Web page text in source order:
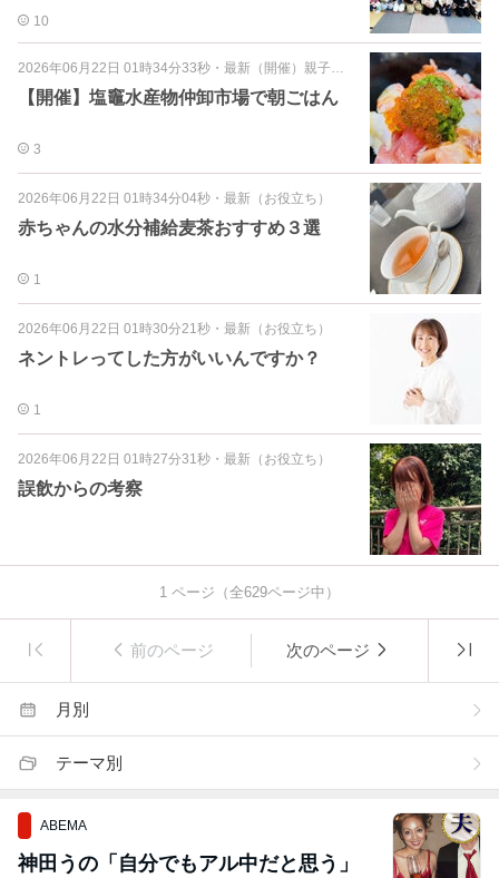
ちゃんハイハイレース
10
2026年06月22日 01時34分33秒 ・ 最新（開催）親子イベント
【開催】塩竈水産物仲卸市場で朝ごはん
3
2026年06月22日 01時34分04秒 ・ 最新（お役立ち）
赤ちゃんの水分補給麦茶おすすめ３選
1
2026年06月22日 01時30分21秒 ・ 最新（お役立ち）
ネントレってした方がいいんですか？
1
2026年06月22日 01時27分31秒 ・ 最新（お役立ち）
誤飲からの考察
1 ページ（全629ページ中）
前のページ 次のページ
月別
テーマ別
ABEMA
神田うの「自分でもアル中だと思う」